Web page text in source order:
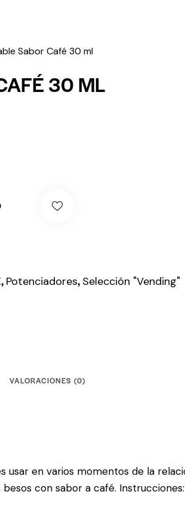
Sabor Café 30 ml
30 ML
, Potenciadores, Selección "Vending"
VALORACIONES (0)
usar en varios momentos de la
con sabor a café.